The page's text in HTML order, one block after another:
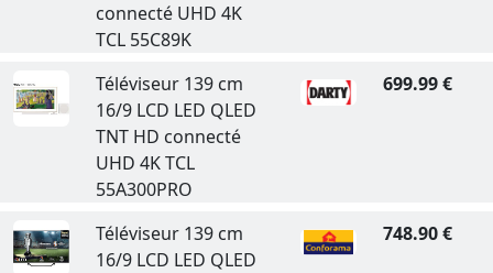
connecté UHD 4K
TCL 55C89K
Téléviseur 139 cm
16/9 LCD LED QLED
TNT HD connecté
UHD 4K TCL
55A300PRO
699.99 €
Téléviseur 139 cm
16/9 LCD LED QLED
748.90 €